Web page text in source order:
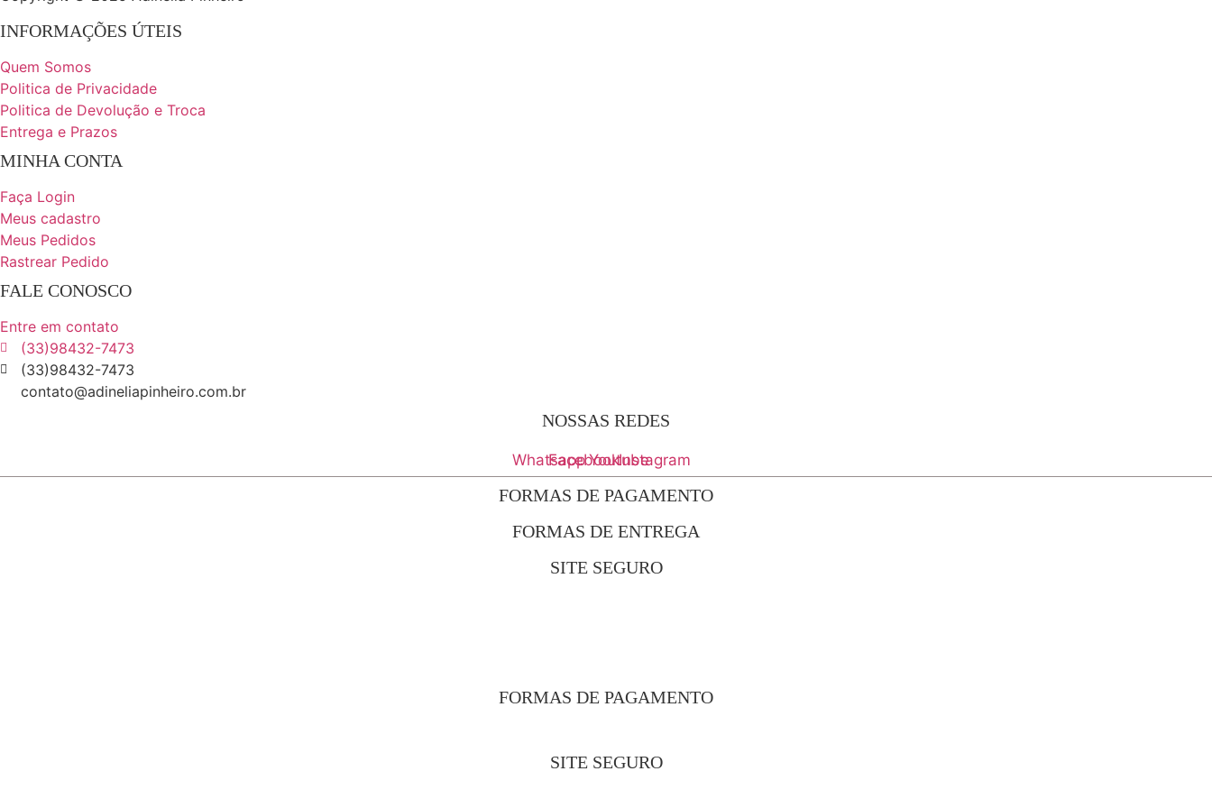
INFORMAÇÕES ÚTEIS
Quem Somos
Politica de Privacidade
Politica de Devolução e Troca
Entrega e Prazos
MINHA CONTA
Faça Login
Meus cadastro
Meus Pedidos
Rastrear Pedido
FALE CONOSCO
Entre em contato
(33)98432-7473
(33)98432-7473
contato@adineliapinheiro.com.br
NOSSAS REDES
WhatsappFacebookYoutubeInstagram
FORMAS DE PAGAMENTO
FORMAS DE ENTREGA
SITE SEGURO
FORMAS DE PAGAMENTO
SITE SEGURO